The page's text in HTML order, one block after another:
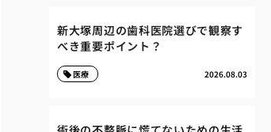
新大塚周辺の歯科医院選びで観察す
べき重要ポイント？
2026.08.03
医療